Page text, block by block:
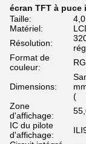
écran TFT à puce
Taille:
Matériel:
Résolution:
Format de
couleur:
Dimensions:
(
Zone
d'affichage:
IC du pilote
d'affichage: